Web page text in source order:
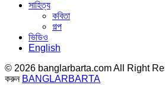
সাহিত্য
কবিতা
গল্প
ভিডিও
English
© 2026 banglarbarta.com All Right
করুন BANGLARBARTA